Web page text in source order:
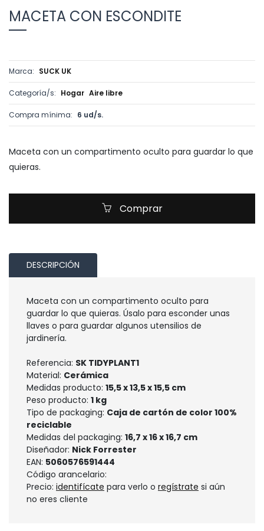
MACETA CON ESCONDITE
Marca: SUCK UK
Categoría/s: Hogar Aire libre
Compra mínima: 6 ud/s.
Maceta con un compartimento oculto para guardar lo que
quieras.
Comprar
DESCRIPCIÓN
Maceta con un compartimento oculto para
guardar lo que quieras. Úsalo para esconder unas
llaves o para guardar algunos utensilios de
jardinería.
Referencia: SK TIDYPLANT1
Material: Cerámica
Medidas producto: 15,5 x 13,5 x 15,5 cm
Peso producto: 1 kg
Tipo de packaging: Caja de cartón de color 100%
reciclable
Medidas del packaging: 16,7 x 16 x 16,7 cm
Diseñador: Nick Forrester
EAN: 5060576591444
Código arancelario:
Precio: identifícate para verlo o regístrate si aún
no eres cliente